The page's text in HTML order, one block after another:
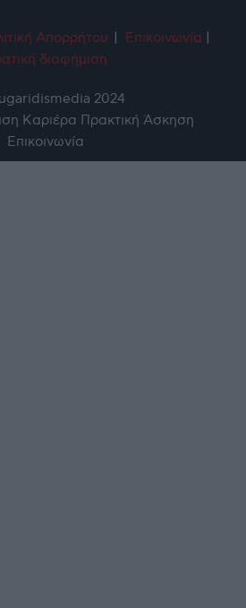
Απορρήτου Επικοινωνία
διαφήμιση
2024
Καριέρα Πρακτική Άσκηση
Επικοινωνία